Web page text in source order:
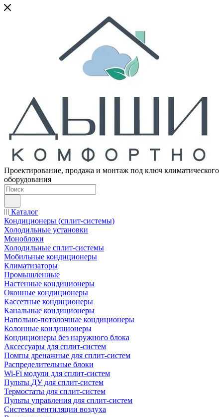
Проектирование, продажа и монтаж под ключ климатического
оборудования
Каталог
Кондиционеры (сплит-системы)
Холодильные установки
Моноблоки
Холодильные сплит-системы
Мобильные кондиционеры
Климатизаторы
Промышленные
Настенные кондиционеры
Оконные кондиционеры
Кассетные кондиционеры
Канальные кондиционеры
Напольно-потолочные кондиционеры
Колонные кондиционеры
Кондиционеры без наружного блока
Аксессуары для сплит-систем
Помпы дренажные для сплит-систем
Распределительные блоки
Wi-Fi модули для сплит-систем
Пульты ДУ для сплит-систем
Термостаты для сплит-систем
Пульты управления для сплит-систем
Системы вентиляции воздуха